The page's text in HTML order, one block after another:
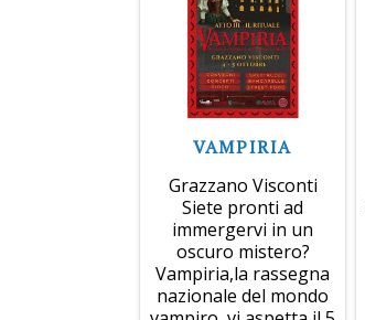
VAMPIRIA
Grazzano Visconti
Siete pronti ad
immergervi in un
oscuro mistero?
Vampiria,la rassegna
nazionale del mondo